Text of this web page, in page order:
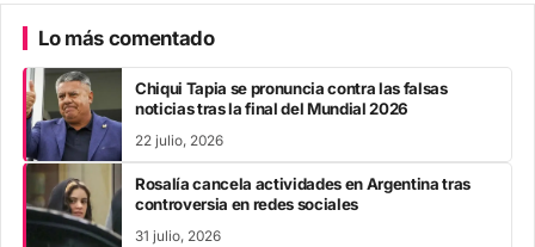
Lo más comentado
Chiqui Tapia se pronuncia contra las falsas
noticias tras la final del Mundial 2026
22 julio, 2026
Rosalía cancela actividades en Argentina tras
controversia en redes sociales
31 julio, 2026